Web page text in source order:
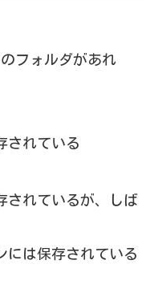
のフォルダがあれ
されている
れているが、しば
は保存されている